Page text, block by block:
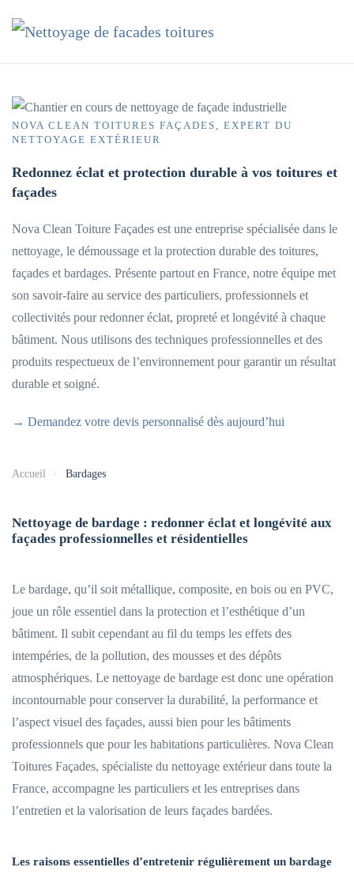
Accéder au contenu principal
NOVA CLEAN TOITURES FAÇADES, EXPERT DU
NETTOYAGE EXTÉRIEUR
Redonnez éclat et protection durable à vos toitures et
façades
Nova Clean Toiture Façades est une entreprise spécialisée dans le
nettoyage, le démoussage et la protection durable des toitures,
façades et bardages. Présente partout en France, notre équipe met
son savoir-faire au service des particuliers, professionnels et
collectivités pour redonner éclat, propreté et longévité à chaque
bâtiment. Nous utilisons des techniques professionnelles et des
produits respectueux de l’environnement pour garantir un résultat
durable et soigné.
→ Demandez votre devis personnalisé dès aujourd’hui
Accueil Bardages
Nettoyage de bardage : redonner éclat et longévité aux
façades professionnelles et résidentielles
Le bardage, qu’il soit métallique, composite, en bois ou en PVC,
joue un rôle essentiel dans la protection et l’esthétique d’un
bâtiment. Il subit cependant au fil du temps les effets des
intempéries, de la pollution, des mousses et des dépôts
atmosphériques. Le nettoyage de bardage est donc une opération
incontournable pour conserver la durabilité, la performance et
l’aspect visuel des façades, aussi bien pour les bâtiments
professionnels que pour les habitations particulières. Nova Clean
Toitures Façades, spécialiste du nettoyage extérieur dans toute la
France, accompagne les particuliers et les entreprises dans
l’entretien et la valorisation de leurs façades bardées.
Les raisons essentielles d’entretenir régulièrement un bardage